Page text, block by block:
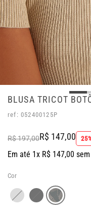
BLUSA TRICOT
ref: 052400125P
R$ 197,00R$ 147,00
Em até 1x R$ 147,00
Cor